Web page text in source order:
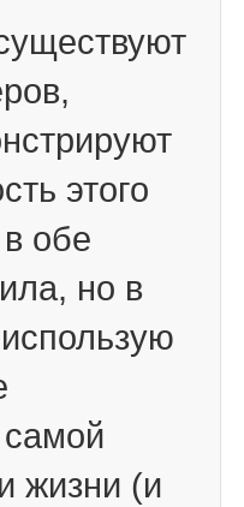
этого
обе
но в
жизни (и